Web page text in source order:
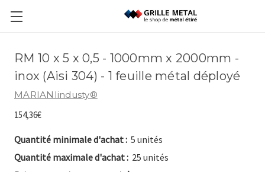
RM 10 x 5 x 0,5 - 1000mm x 2000mm -
inox (Aisi 304) - 1 feuille métal déployé
MARIANIindusty®
154,36€
Quantité minimale d'achat : 5 unités
Quantité maximale d'achat : 25 unités